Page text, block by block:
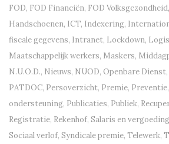
FOD, FOD Financiën, FOD Volksgezondheid,
Handschoenen, ICT, Indexering,
fiscale gegevens, Intranet, Lockdown,
Maatschappelijk werkers, Maskers,
N.U.O.D., Nieuws, NUOD, Openbare Dienst,
PATDOC, Persoverzicht, Premie, Preventie,
ondersteuning, Publicaties, Publiek,
Registratie, Rekenhof, Salaris en
Sociaal verlof, Syndicale premie, Telewerk,